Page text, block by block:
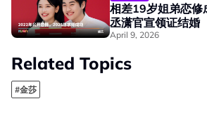
相差19岁姐弟恋修
丞潇官宣领证结婚
April 9, 2026
Related Topics
#金莎